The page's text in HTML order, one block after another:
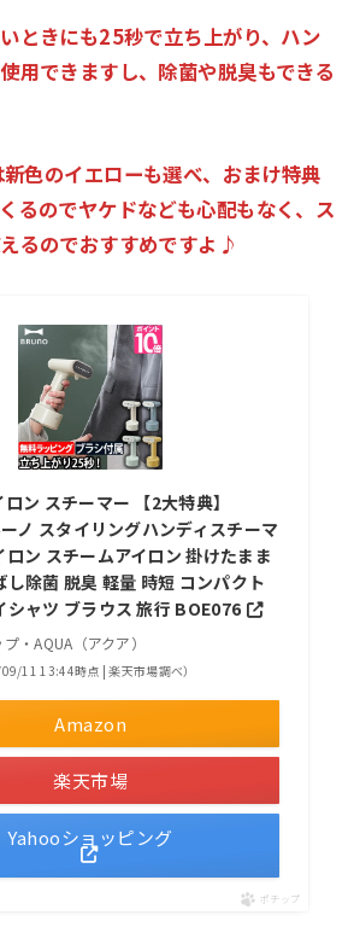
ときにも25秒で立ち上がり、ハン
用できますし、除菌や脱臭もできる
新色のイエローも選べ、おまけ特典
るのでヤケドなども心配もなく、ス
るのでおすすめですよ♪
ン スチーマー 【2大特典】
ノ スタイリングハンディスチーマ
ロン スチームアイロン 掛けたまま
し除菌 脱臭 軽量 時短 コンパクト
シャツ ブラウス 旅行 BOE076
・AQUA（アクア）
09/11 13:44時点 | 楽天市場調べ）
Amazon
楽天市場
Yahooショッピング
ポチップ